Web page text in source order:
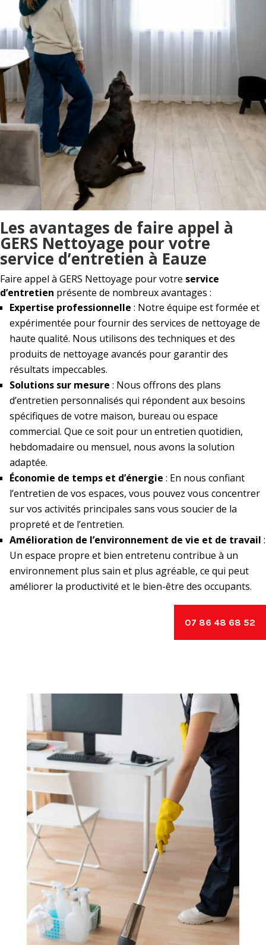
Les avantages de faire appel à
GERS Nettoyage pour votre
service d’entretien à Eauze
Faire appel à GERS Nettoyage pour votre service
d’entretien présente de nombreux avantages :
Expertise professionnelle : Notre équipe est formée et
expérimentée pour fournir des services de nettoyage de
haute qualité. Nous utilisons des techniques et des
produits de nettoyage avancés pour garantir des
résultats impeccables.
Solutions sur mesure : Nous offrons des plans
d’entretien personnalisés qui répondent aux besoins
spécifiques de votre maison, bureau ou espace
commercial. Que ce soit pour un entretien quotidien,
hebdomadaire ou mensuel, nous avons la solution
adaptée.
Économie de temps et d’énergie : En nous confiant
l’entretien de vos espaces, vous pouvez vous concentrer
sur vos activités principales sans vous soucier de la
propreté et de l’entretien.
Amélioration de l’environnement de vie et de travail :
Un espace propre et bien entretenu contribue à un
environnement plus sain et plus agréable, ce qui peut
améliorer la productivité et le bien-être des occupants.
07 86 48 68 52